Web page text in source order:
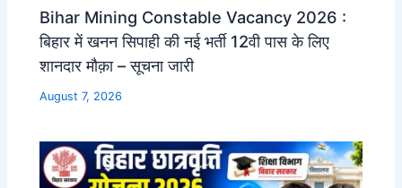
Bihar Mining Constable Vacancy 2026 :
बिहार में खनन सिपाही की नई भर्ती 12वी पास के लिए
शानदार मौक़ा – सूचना जारी
August 7, 2026